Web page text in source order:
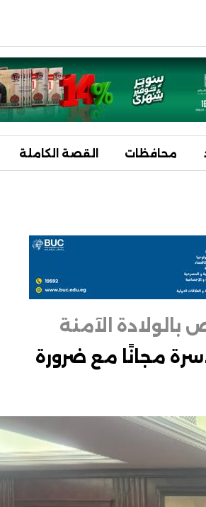
محافظات القصة الكاملة
الآمنة
مجانًا مع ضرورة